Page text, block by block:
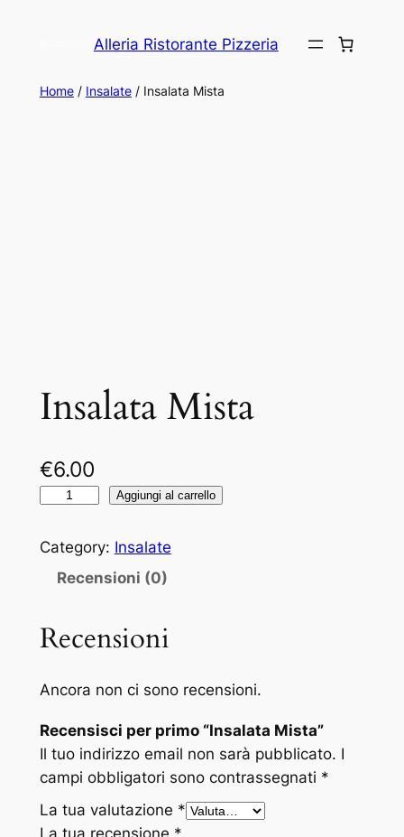
Alleria Ristorante Pizzeria
Home/ Insalate/ Insalata Mista
Insalata Mista
€6.00
s
M
s
t
a
q
u
Aggiungi al carrello
Category: Insalate
Recensioni (0)
Recensioni
Ancora non ci sono recensioni.
Recensisci per primo “Insalata Mista”
Il tuo indirizzo email non sarà pubblicato. I
campi obbligatori sono contrassegnati *
La tua valutazione *